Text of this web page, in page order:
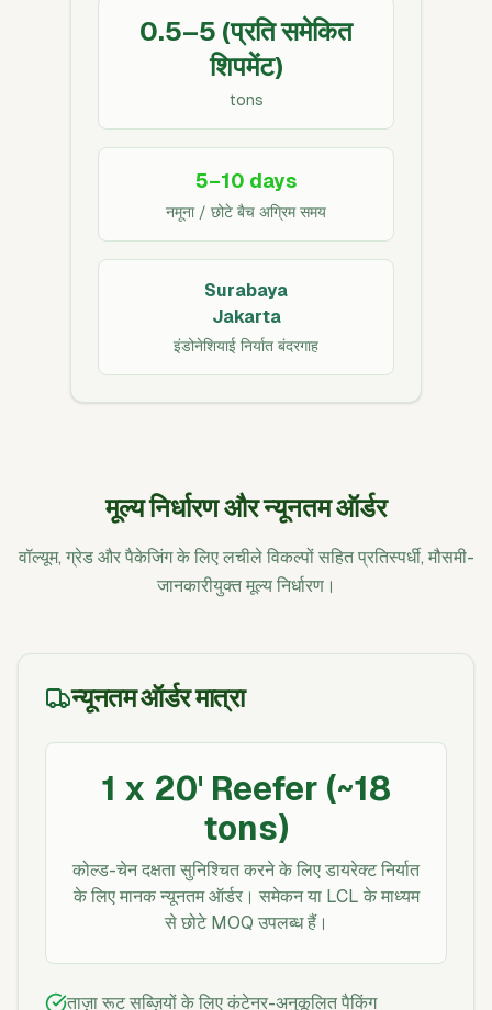
0.5–5 (प्रति समेकित
शिपमेंट)
tons
5–10 days
नमूना / छोटे बैच अग्रिम समय
Surabaya
Jakarta
इंडोनेशियाई निर्यात बंदरगाह
मूल्य निर्धारण और न्यूनतम ऑर्डर
वॉल्यूम, ग्रेड और पैकेजिंग के लिए लचीले विकल्पों सहित प्रतिस्पर्धी, मौसमी-
जानकारीयुक्त मूल्य निर्धारण।
न्यूनतम ऑर्डर मात्रा
1 x 20' Reefer (~18
tons)
कोल्ड-चेन दक्षता सुनिश्चित करने के लिए डायरेक्ट निर्यात
के लिए मानक न्यूनतम ऑर्डर। समेकन या LCL के माध्यम
से छोटे MOQ उपलब्ध हैं।
ताज़ा रूट सब्ज़ियों के लिए कंटेनर-अनुकूलित पैकिंग